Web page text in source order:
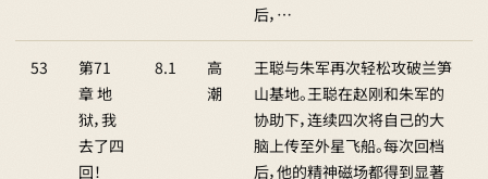
后，…
53
第71
章 地
狱，我
去了四
回！
8.1
高
潮
王聪与朱军再次轻松攻破兰笋
山基地。王聪在赵刚和朱军的
协助下，连续四次将自己的大
脑上传至外星飞船。每次回档
后，他的精神磁场都得到显著